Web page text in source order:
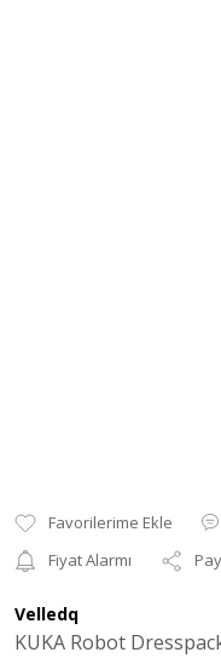
Fiyat Alarmı
Velledq
KUKA Robot